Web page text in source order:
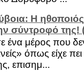
Η
σύντροφό
ένα μέρος που
όπως είχε πει
επισημ...